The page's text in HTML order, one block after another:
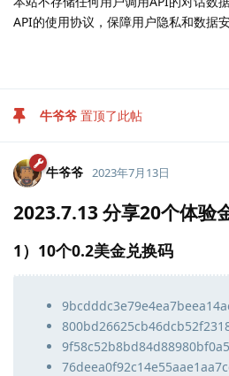
API的使用协议，保障用户隐私和数据安
牛爷爷 置顶了此帖
牛爷爷 2023年7月13日
2023.7.13 分享20个体验
1）10个0.2美金兑换码